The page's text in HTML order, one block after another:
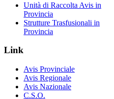
Unità di Raccolta Avis in
Provincia
Strutture Trasfusionali in
Provincia
Link
Avis Provinciale
Avis Regionale
Avis Nazionale
C.S.O.